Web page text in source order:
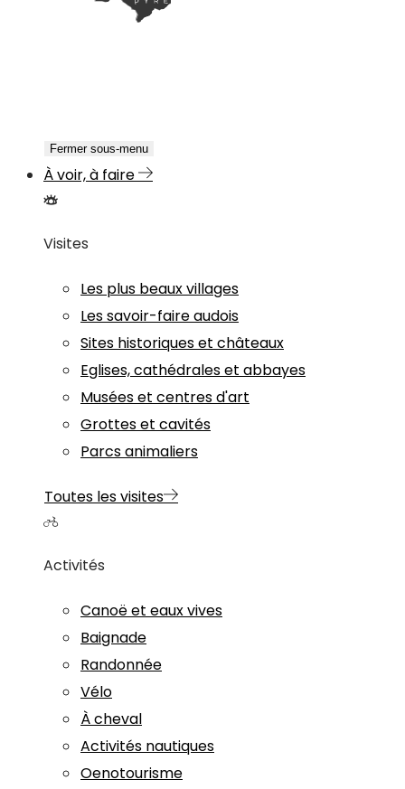
Fermer sous-menu
À voir, à faire
Visites
Les plus beaux villages
Les savoir-faire audois
Sites historiques et châteaux
Eglises, cathédrales et abbayes
Musées et centres d'art
Grottes et cavités
Parcs animaliers
Toutes les visites
Activités
Canoë et eaux vives
Baignade
Randonnée
Vélo
À cheval
Activités nautiques
Oenotourisme